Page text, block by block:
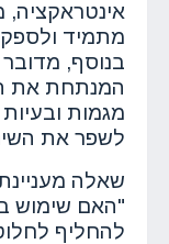
מתמיד ולספק
בנוסף,
המנתחת את
מגמות
לשפר את
שאלה
להחליף